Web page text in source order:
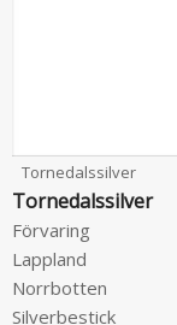
Tornedalssilver
Tornedalssilver
Förvaring
Lappland
Norrbotten
Silverbestick